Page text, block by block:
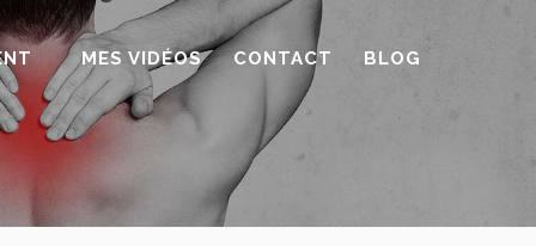
MES VIDÉOS CONTACT BLOG